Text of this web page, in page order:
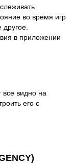
во время игр
в приложении
все видно на
его с